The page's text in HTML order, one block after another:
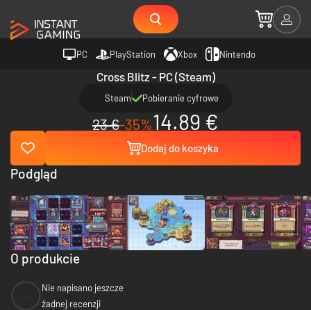
PC PlayStation Xbox Nintendo
Cross Blitz - PC (Steam)
Steam Pobieranie cyfrowe
23 €-35%14.89 €
Dodaj do koszyka
O produkcie
Nie napisano jeszcze
żadnej recenzji
Podgląd